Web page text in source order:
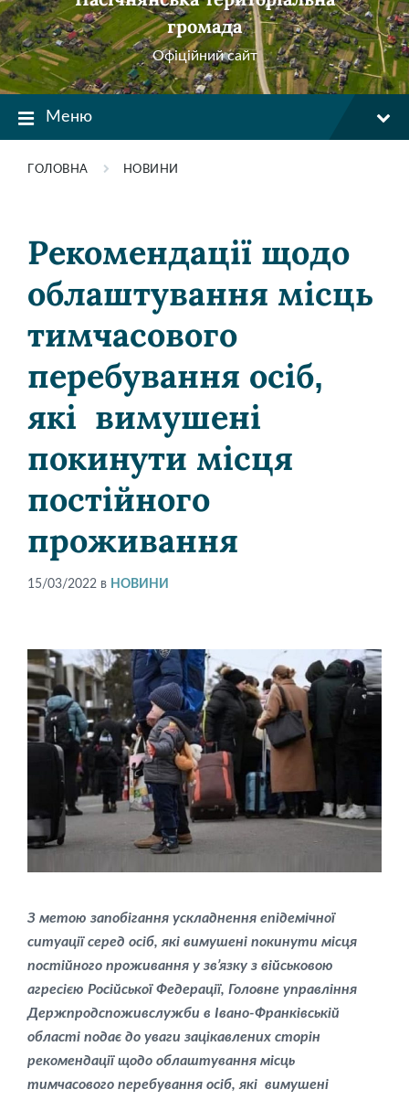
громада
Офіційний сайт
Меню
ГОЛОВНА НОВИНИ
Рекомендації щодо
облаштування місць
тимчасового
перебування осіб,
які вимушені
покинути місця
постійного
проживання
15/03/2022 в НОВИНИ
З метою запобігання ускладнення епідемічної
ситуації серед осіб, які вимушені покинути місця
постійного проживання у зв’язку з військовою
агресією Російської Федерації, Головне управління
Держпродспоживслужби в Івано-Франківській
області подає до уваги зацікавлених сторін
рекомендації щодо облаштування місць
тимчасового перебування осіб, які вимушені